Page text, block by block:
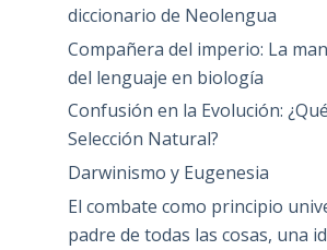
diccionario de Neolengua
Compañera del imperio: La
del lenguaje en biología
Confusión en la Evolución:
Selección Natural?
Darwinismo y Eugenesia
El combate como principio
padre de todas las cosas, una